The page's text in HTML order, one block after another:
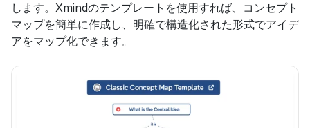
します。Xmindのテンプレートを使用すれば、コンセプト
マップを簡単に作成し、明確で構造化された形式でアイデ
アをマップ化できます。